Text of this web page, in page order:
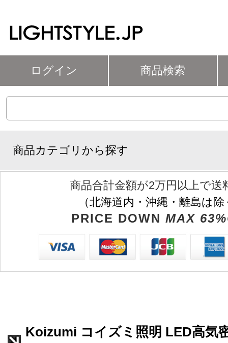
ログイン 商品検索
商品カテゴリから探す
商品合計金額が2万円以上で送
（北海道内・沖縄・離島は
PRICE DOWN MAX
Koizumi コイズミ照明 LED高気